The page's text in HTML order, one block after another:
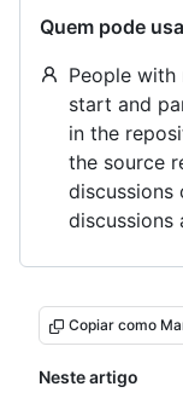
Quem pode
People
start and
in the
the source
discussions
Copiar como
Neste artigo